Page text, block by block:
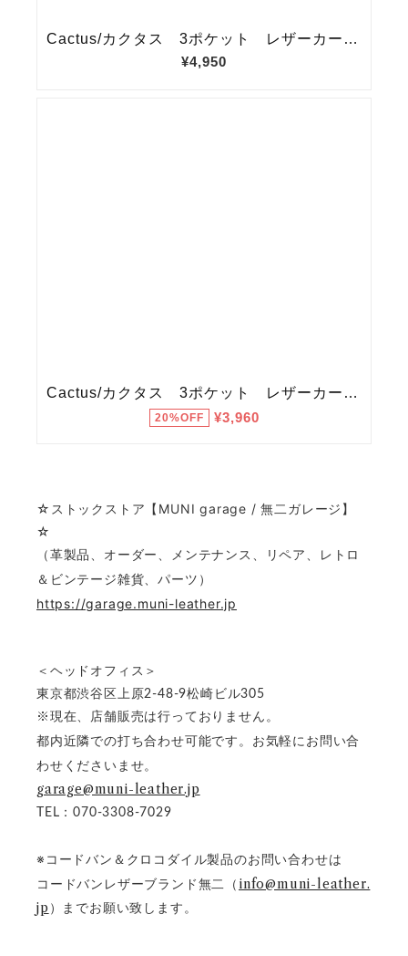
☆ストックストア【MUNI garage / 無二ガレージ】
☆
（革製品、オーダー、メンテナンス、リペア、レトロ
＆ビンテージ雑貨、パーツ）
https://garage.muni-leather.jp
＜ヘッドオフィス＞
東京都渋谷区上原2-48-9松崎ビル305
※現在、店舗販売は行っておりません。
都内近隣での打ち合わせ可能です。お気軽にお問い合
わせくださいませ。
garage@muni-leather.jp
TEL：070-3308-7029
※コードバン＆クロコダイル製品のお問い合わせは
コードバンレザーブランド無二（ info@muni-leather.
jp ）までお願い致します。